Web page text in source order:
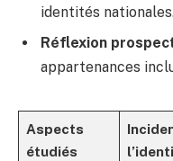
identités
Réflexion
appartenances
Aspects
étudiés